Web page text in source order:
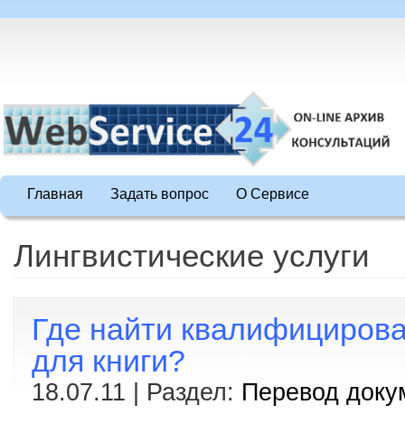
Главная Задать вопрос О Сервисе
Лингвистические услуги
Где найти
для книги?
18.07.11 | Раздел: Перевод